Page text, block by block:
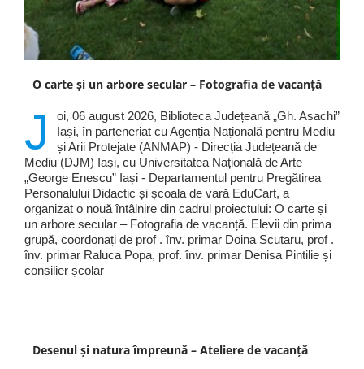
O carte și un arbore secular – Fotografia de vacanță
J
oi, 06 august 2026, Biblioteca Județeană „Gh. Asachi”
Iași, în parteneriat cu Agenția Națională pentru Mediu
și Arii Protejate (ANMAP) - Direcția Județeană de
Mediu (DJM) Iași, cu Universitatea Națională de Arte
„George Enescu” Iași - Departamentul pentru Pregătirea
Personalului Didactic și școala de vară EduCart, a
organizat o nouă întâlnire din cadrul proiectului: O carte și
un arbore secular – Fotografia de vacanță. Elevii din prima
grupă, coordonați de prof . înv. primar Doina Scutaru, prof .
înv. primar Raluca Popa, prof. înv. primar Denisa Pintilie și
consilier școlar
Desenul și natura împreună – Ateliere de vacanță